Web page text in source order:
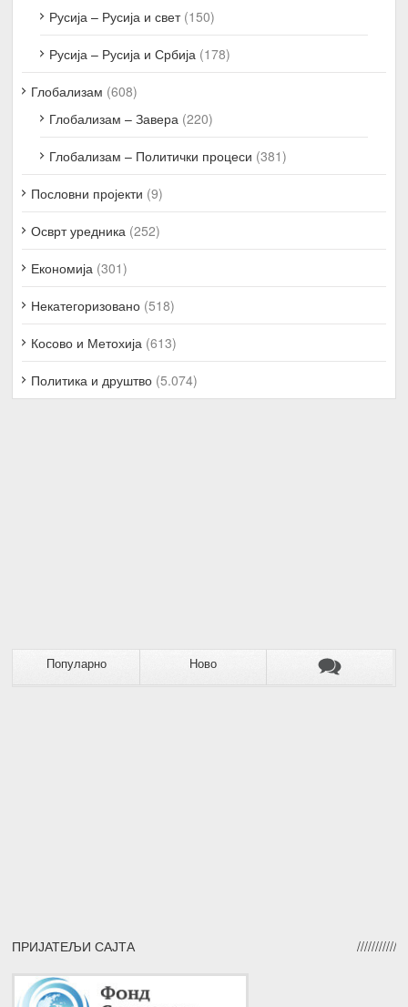
Русија – Русија и свет(150)
Русија – Русија и Србија (178)
Глобализам (608)
Глобализам – Завера (220)
Глобализам – Политички процеси (381)
Пословни пројекти (9)
Осврт уредника (252)
Економија (301)
Некатегоризовано (518)
Косово и Метохија (613)
Политика и друштво (5.074)
Популарно Ново
ПРИЈАТЕЉИ САЈТА